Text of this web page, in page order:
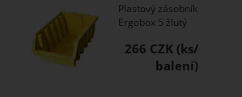
Plastový zásobník
Ergobox 5 žlutý
266 CZK